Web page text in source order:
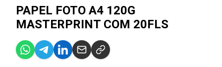
PAPEL FOTO A4 120G
MASTERPRINT COM 20FLS